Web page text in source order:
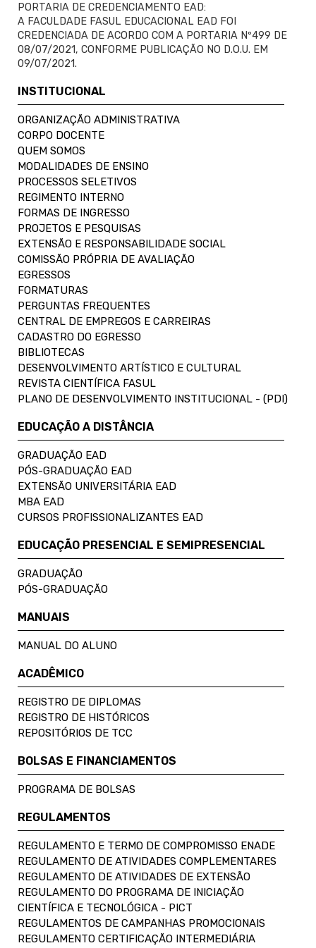
PORTARIA DE CREDENCIAMENTO EAD:
A FACULDADE FASUL EDUCACIONAL EAD FOI
CREDENCIADA DE ACORDO COM A PORTARIA Nº499 DE
08/07/2021, CONFORME PUBLICAÇÃO NO D.O.U. EM
09/07/2021.
INSTITUCIONAL
ORGANIZAÇÃO ADMINISTRATIVA
CORPO DOCENTE
QUEM SOMOS
MODALIDADES DE ENSINO
PROCESSOS SELETIVOS
REGIMENTO INTERNO
FORMAS DE INGRESSO
PROJETOS E PESQUISAS
EXTENSÃO E RESPONSABILIDADE SOCIAL
COMISSÃO PRÓPRIA DE AVALIAÇÃO
EGRESSOS
FORMATURAS
PERGUNTAS FREQUENTES
CENTRAL DE EMPREGOS E CARREIRAS
CADASTRO DO EGRESSO
BIBLIOTECAS
DESENVOLVIMENTO ARTÍSTICO E CULTURAL
REVISTA CIENTÍFICA FASUL
PLANO DE DESENVOLVIMENTO INSTITUCIONAL - (PDI)
EDUCAÇÃO A DISTÂNCIA
GRADUAÇÃO EAD
PÓS-GRADUAÇÃO EAD
EXTENSÃO UNIVERSITÁRIA EAD
MBA EAD
CURSOS PROFISSIONALIZANTES EAD
EDUCAÇÃO PRESENCIAL E SEMIPRESENCIAL
GRADUAÇÃO
PÓS-GRADUAÇÃO
MANUAIS
MANUAL DO ALUNO
ACADÊMICO
REGISTRO DE DIPLOMAS
REGISTRO DE HISTÓRICOS
REPOSITÓRIOS DE TCC
BOLSAS E FINANCIAMENTOS
PROGRAMA DE BOLSAS
REGULAMENTOS
REGULAMENTO E TERMO DE COMPROMISSO ENADE
REGULAMENTO DE ATIVIDADES COMPLEMENTARES
REGULAMENTO DE ATIVIDADES DE EXTENSÃO
REGULAMENTO DO PROGRAMA DE INICIAÇÃO
CIENTÍFICA E TECNOLÓGICA - PICT
REGULAMENTOS DE CAMPANHAS PROMOCIONAIS
REGULAMENTO CERTIFICAÇÃO INTERMEDIÁRIA